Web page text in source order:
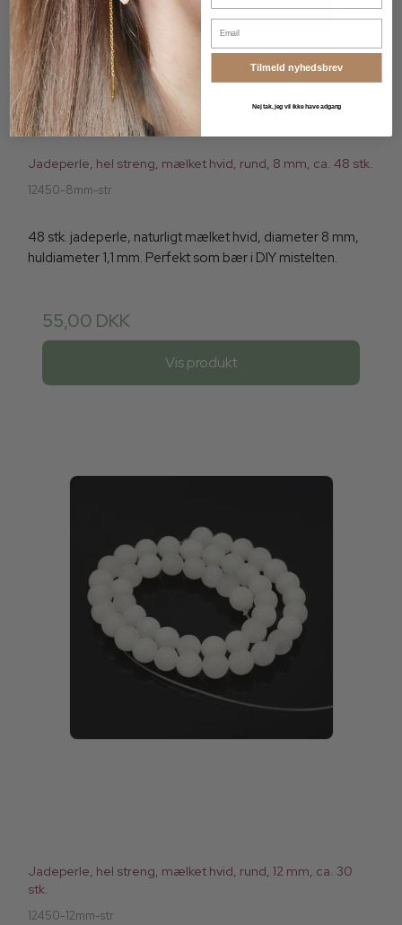
Jadeperle, hel streng, mælket hvid, rund, 8 mm, ca. 48 stk.
12450-8mm-str
48 stk. jadeperle, naturligt mælket hvid, diameter 8 mm,
huldiameter 1,1 mm. Perfekt som bær i DIY mistelten.
55,00 DKK
Vis produkt
Jadeperle, hel streng, mælket hvid, rund, 12 mm, ca. 30
stk.
12450-12mm-str
Email
Tilmeld nyhedsbrev
Nej tak, jeg vil ikke have adgang